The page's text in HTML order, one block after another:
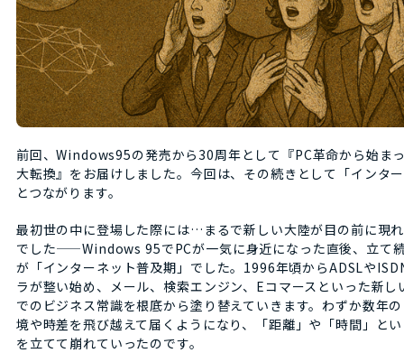
前回、Windows95の発売から30周年として『PC革命から始ま
大転換』をお届けしました。今回は、その続きとして「インタ
とつながります。
最初世の中に登場した際には…まるで新しい大陸が目の前に現
でした——Windows 95でPCが一気に身近になった直後、立て
が「インターネット普及期」でした。1996年頃からADSLや
ラが整い始め、メール、検索エンジン、Eコマースといった新し
でのビジネス常識を根底から塗り替えていきます。わずか数年
境や時差を飛び越えて届くようになり、「距離」や「時間」と
を立てて崩れていったのです。